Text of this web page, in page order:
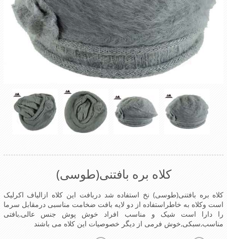
کلاه بره بافتنی(طوسی)
کلاه بره بافتنی(طوسی) نخ استفاده شد دربافت این کلاه ازالیاف اکرلیک
است وکلاه به خاطراستفاده از دو لایه بافت ضخامت مناسبی درمقابل سرما
را دارا است شیک و مناسب افراد خوش پوش جنس عالی,بافتی
مناسب,سبکی,خوش فرمی از دیگر خصوصیات این کلاه می باشند